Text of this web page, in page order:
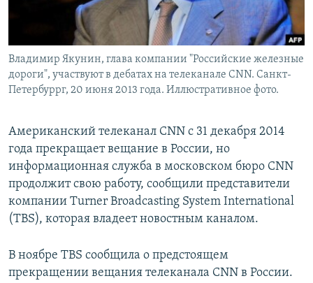
Владимир Якунин, глава компании "Российские железные
дороги", участвуют в дебатах на телеканале CNN. Санкт-
Петербуррг, 20 июня 2013 года. Иллюстративное фото.
Американский телеканал CNN с 31 декабря 2014
года прекращает вещание в России, но
информационная служба в московском бюро CNN
продолжит свою работу, сообщили представители
компании Turner Broadcasting System International
(TBS), которая владеет новостным каналом.
В ноябре TBS сообщила о предстоящем
прекращении вещания телеканала CNN в России.